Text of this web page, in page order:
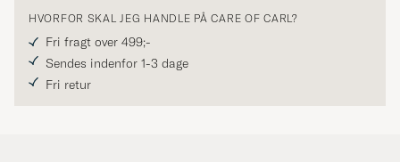
HVORFOR SKAL JEG HANDLE PÅ CARE OF CARL?
Fri fragt over 499;-
Sendes indenfor 1-3 dage
Fri retur